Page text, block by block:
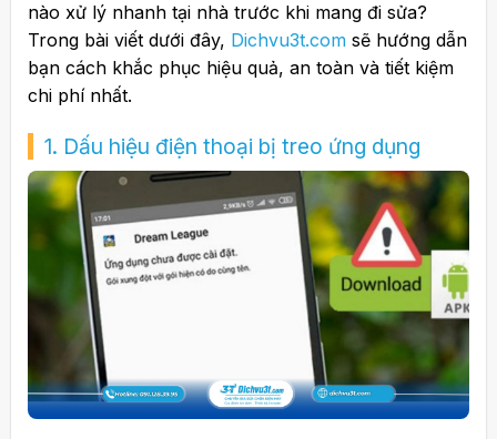
nào xử lý nhanh tại nhà trước khi mang đi sửa?
Trong bài viết dưới đây, Dichvu3t.comsẽ hướng dẫn
bạn cách khắc phục hiệu quả, an toàn và tiết kiệm
chi phí nhất.
1. Dấu hiệu điện thoại bị treo ứng dụng